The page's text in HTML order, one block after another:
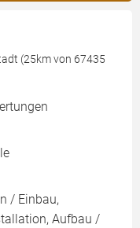
(25km von 67435
/ Einbau,
Aufbau /